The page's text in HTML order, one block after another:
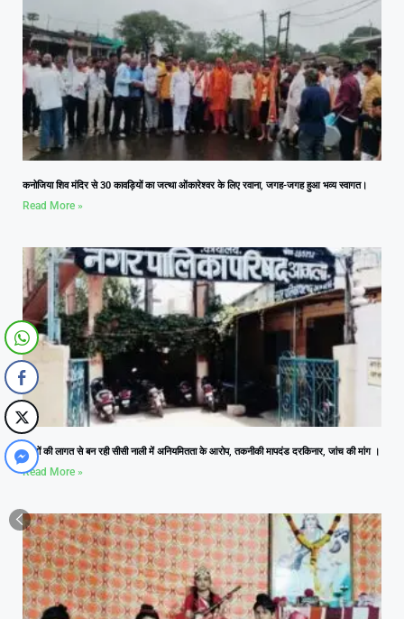
कनोजिया शिव मंदिर से 30 कावड़ियों का जत्था ओंकारेश्वर के लिए रवाना, जगह-जगह हुआ भव्य स्वागत।
Read More »
लाखों की लागत से बन रही सीसी नाली में अनियमितता के आरोप, तकनीकी मापदंड दरकिनार, जांच की मांग ।
Read More »